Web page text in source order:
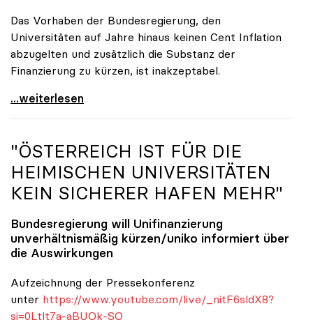
Das Vorhaben der Bundesregierung, den
Universitäten auf Jahre hinaus keinen Cent Inflation
abzugelten und zusätzlich die Substanz der
Finanzierung zu kürzen, ist inakzeptabel.
#UnisRetten Warum es sich zu demonstrieren lohnt
...weiterlesen
"ÖSTERREICH IST FÜR DIE
HEIMISCHEN UNIVERSITÄTEN
KEIN SICHERER HAFEN MEHR"
Bundesregierung will Unifinanzierung
unverhältnismäßig kürzen/uniko informiert über
die Auswirkungen
Aufzeichnung der Pressekonferenz
unter https://www.youtube.com/live/_nitF6sldX8?
si=0Ltlt7a-aBUOk-SO